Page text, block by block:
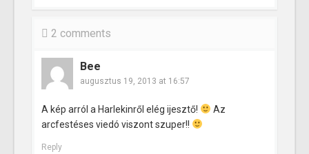
2 comments
Bee
augusztus 19, 2013 at 16:57
A kép arról a Harlekinről elég ijesztő!
Az
arcfestéses viedó viszont szuper!!
Reply